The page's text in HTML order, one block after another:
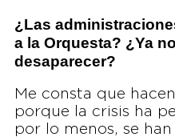
¿Las
a la Orquesta? ¿Ya
desaparecer?
Me consta que
porque la crisis ha
por lo menos, se